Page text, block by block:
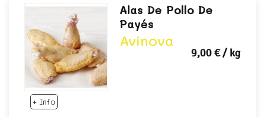
READ MORE
+ Info
Alas De Pollo De
Payés
Avinova
9,00 €/ kg